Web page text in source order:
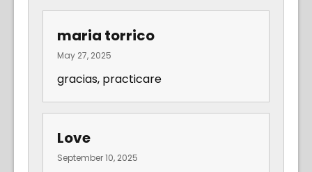
maria torrico
May 27, 2025
gracias, practicare
Love
September 10, 2025